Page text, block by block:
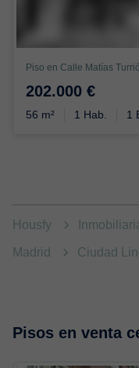
Piso en Calle Matías
202.000 €
56 m² 1 Hab. 1
Housfy
Madrid Ciudad
Pisos en venta